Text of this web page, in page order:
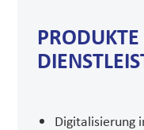
Digitalisierung